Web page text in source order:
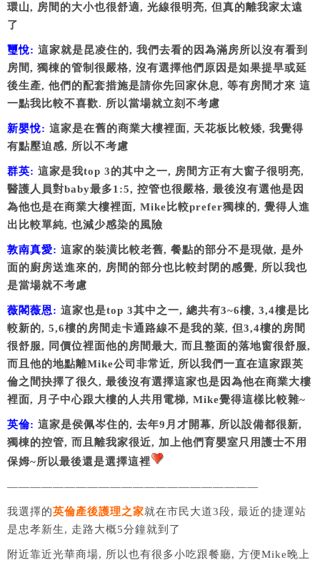
環山, 房間的大小也很舒適, 光線很明亮, 但真的離我家太遠
了
璽悅: 這家就是昆凌住的, 我們去看的因為滿房所以沒有看到
房間, 獨棟的管制很嚴格, 沒有選擇他們原因是如果提早或延
後生產, 他們的配套措施是請你先回家休息, 等有房間才來 這
一點我比較不喜歡. 所以當場就立刻不考慮
新嬰悅: 這家是在舊的商業大樓裡面, 天花板比較矮, 我覺得
有點壓迫感, 所以不考慮
群英: 這家是我top 3的其中之一, 房間方正有大窗子很明亮,
醫護人員對baby最多1:5, 控管也很嚴格, 最後沒有選他是因
為他也是在商業大樓裡面, Mike比較prefer獨棟的, 覺得人進
出比較單純, 也減少感染的風險
敦南真愛: 這家的裝潢比較老舊, 餐點的部分不是現做, 是外
面的廚房送進來的, 房間的部分也比較封閉的感覺, 所以我也
是當場就不考慮
薇閣薇恩: 這家也是top 3其中之一, 總共有3~6樓, 3,4樓是比
較新的, 5,6樓的房間走卡通路線不是我的菜, 但3,4樓的房間
很舒服, 同價位裡面他的房間最大, 而且整面的落地窗很舒服,
而且他的地點離Mike公司非常近, 所以我們一直在這家跟英
倫之間抉擇了很久, 最後沒有選擇這家也是因為他在商業大樓
裡面, 月子中心跟大樓的人共用電梯, Mike覺得這樣比較雜~
英倫: 這家是侯佩岑住的, 去年9月才開幕, 所以設備都很新,
獨棟的控管, 而且離我家很近, 加上他們育嬰室只用護士不用
保姆~所以最後還是選擇這裡
——————————————————————
我選擇的英倫產後護理之家就在市民大道3段, 最近的捷運站
是忠孝新生, 走路大概5分鐘就到了
附近靠近光華商場, 所以也有很多小吃跟餐廳, 方便Mike晚上